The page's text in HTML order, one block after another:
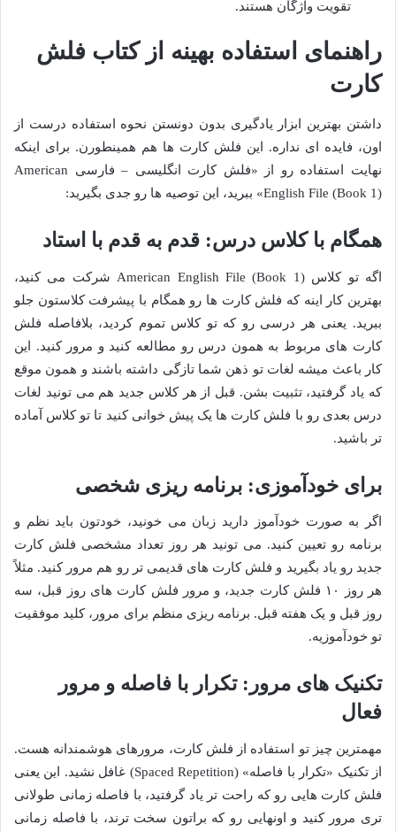
تقویت واژگان هستند.
راهنمای استفاده بهینه از کتاب فلش
کارت
داشتن بهترین ابزار یادگیری بدون دونستن نحوه استفاده درست از
اون، فایده ای نداره. این فلش کارت ها هم همینطورن. برای اینکه
نهایت استفاده رو از «فلش کارت انگلیسی – فارسی American
English File (Book 1)» ببرید، این توصیه ها رو جدی بگیرید:
همگام با کلاس درس: قدم به قدم با استاد
اگه تو کلاس American English File (Book 1) شرکت می کنید،
بهترین کار اینه که فلش کارت ها رو همگام با پیشرفت کلاستون جلو
ببرید. یعنی هر درسی رو که تو کلاس تموم کردید، بلافاصله فلش
کارت های مربوط به همون درس رو مطالعه کنید و مرور کنید. این
کار باعث میشه لغات تو ذهن شما تازگی داشته باشند و همون موقع
که یاد گرفتید، تثبیت بشن. قبل از هر کلاس جدید هم می تونید لغات
درس بعدی رو با فلش کارت ها یک پیش خوانی کنید تا تو کلاس آماده
تر باشید.
برای خودآموزی: برنامه ریزی شخصی
اگر به صورت خودآموز دارید زبان می خونید، خودتون باید نظم و
برنامه رو تعیین کنید. می تونید هر روز تعداد مشخصی فلش کارت
جدید رو یاد بگیرید و فلش کارت های قدیمی تر رو هم مرور کنید. مثلاً
هر روز ۱۰ فلش کارت جدید، و مرور فلش کارت های روز قبل، سه
روز قبل و یک هفته قبل. برنامه ریزی منظم برای مرور، کلید موفقیت
تو خودآموزیه.
تکنیک های مرور: تکرار با فاصله و مرور
فعال
مهمترین چیز تو استفاده از فلش کارت، مرورهای هوشمندانه هست.
از تکنیک «تکرار با فاصله» (Spaced Repetition) غافل نشید. این یعنی
فلش کارت هایی رو که راحت تر یاد گرفتید، با فاصله زمانی طولانی
تری مرور کنید و اونهایی رو که براتون سخت ترند، با فاصله زمانی